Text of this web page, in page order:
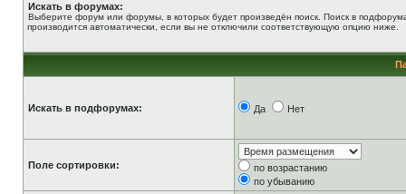
Искать в форумах:
Выберите форум или форумы, в которых будет произведён поиск. Поиск в
производится автоматически, если вы не отключили соответствующую опцию ниже.
Искать в подфорумах: Да Нет
Поле сортировки:
по возрастанию
по убыванию